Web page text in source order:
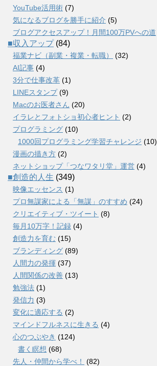
YouTube活用術 (7)
気になるブログを勝手に紹介 (5)
ブログアクセスアップ！月間100万PVへの道
■収入アップ(84)
福業ナビ（副業・複業・転職）
(32)
AI記事 (4)
3分で仕事改革 (1)
LINEスタンプ(9)
Macのお医者さん (20)
イラレとフォトショ初心者ヒント (2)
プログラミング (10)
1000回プログラミング学習チャレンジ (10)
漫画の描き方 (2)
ネットショップ「つなワタリ堂」運営 (4)
■創造的人生 (349)
映像エッセンス (1)
プロ無謀家による「無謀」のすすめ (24)
クリエイティブ・ツイート (8)
毎月10万字！記録 (4)
創造力を育む (15)
ブランディング (89)
人間力の発揮 (37)
人間関係の改善 (13)
勉強法 (1)
発信力 (3)
変化に適応する (2)
マインドフルネスに生きる (4)
心のつぶやき (124)
書く瞑想 (68)
先人・仲間から学べ！
(82)